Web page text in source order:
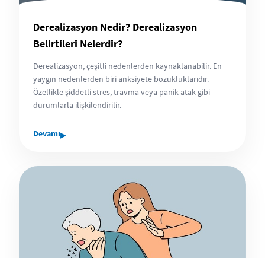
Derealizasyon Nedir? Derealizasyon
Belirtileri Nelerdir?
Derealizasyon, çeşitli nedenlerden kaynaklanabilir. En
yaygın nedenlerden biri anksiyete bozukluklarıdır.
Özellikle şiddetli stres, travma veya panik atak gibi
durumlarla ilişkilendirilir.
Devamı▸